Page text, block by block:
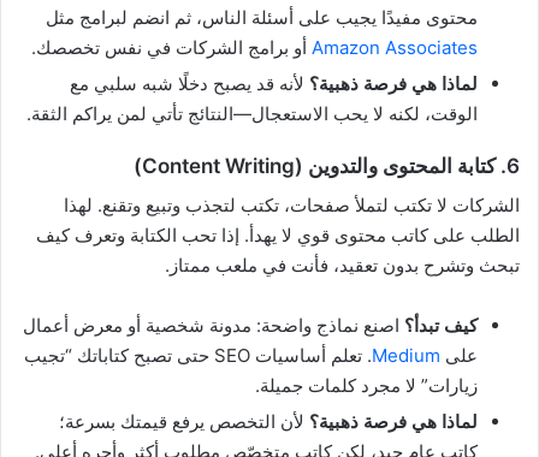
محتوى مفيدًا يجيب على أسئلة الناس، ثم انضم لبرامج مثل
Amazon Associates أو برامج الشركات في نفس تخصصك.
لماذا هي فرصة ذهبية؟ لأنه قد يصبح دخلًا شبه سلبي مع
الوقت، لكنه لا يحب الاستعجال—النتائج تأتي لمن يراكم الثقة.
6. كتابة المحتوى والتدوين (Content Writing)
الشركات لا تكتب لتملأ صفحات، تكتب لتجذب وتبيع وتقنع. لهذا
الطلب على كاتب محتوى قوي لا يهدأ. إذا تحب الكتابة وتعرف كيف
تبحث وتشرح بدون تعقيد، فأنت في ملعب ممتاز.
كيف تبدأ؟ اصنع نماذج واضحة: مدونة شخصية أو معرض أعمال
على Medium
. تعلم أساسيات SEO حتى تصبح كتاباتك “تجيب
زيارات” لا مجرد كلمات جميلة.
لماذا هي فرصة ذهبية؟ لأن التخصص يرفع قيمتك بسرعة؛
كاتب عام جيد، لكن كاتب متخصّص مطلوب أكثر وأجره أعلى.